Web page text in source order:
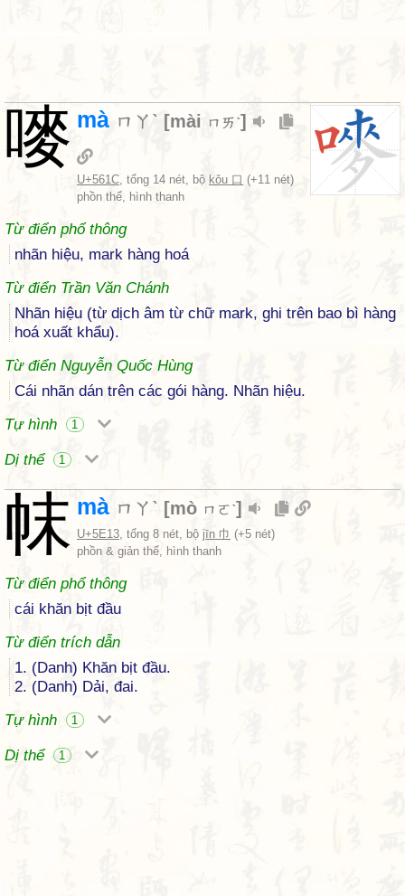
嘜 mà ㄇㄚˋ [mài ㄇㄞˋ]
U+561C, tổng 14 nét, bộ kǒu 口 (+11 nét)
phồn thể, hình thanh
Từ điển phổ thông
nhãn hiệu, mark hàng hoá
Từ điển Trần Văn Chánh
Nhãn hiệu (từ dịch âm từ chữ mark, ghi trên bao bì hàng
hoá xuất khẩu).
Từ điển Nguyễn Quốc Hùng
Cái nhãn dán trên các gói hàng. Nhãn hiệu.
Tự hình
1
Dị thể 1
帓 mà ㄇㄚˋ [mò ㄇㄛˋ]
U+5E13, tổng 8 nét, bộ jīn 巾 (+5 nét)
phồn & giản thể, hình thanh
Từ điển phổ thông
cái khăn bịt đầu
Từ điển trích dẫn
1. (Danh) Khăn bịt đầu.
2. (Danh) Dải, đai.
Tự hình
1
Dị thể 1